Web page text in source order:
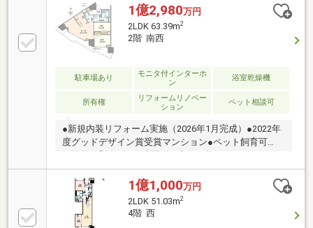
＿＿＿・ミストサウナ付き浴室暖房乾燥機・フルオー
トバス機能・スプレーシャワー＿POWDERROOM＿＿
＿・三面鏡裏収納・洗面カウンター・収縮ノズル水栓
＿COMFORT＿＿＿・フルフラット設計・二重床・二
重天井・プラウドシリーズ独自『床快full』
1億2,980万円
2LDK 63.39m2
2階 南西
駐車場あり
モニタ付インターホ
ン
浴室乾燥機
所有権
リフォームリノベー
ション
ペット相談可
●新規内装リフォーム実施（2026年1月完成）●2022年
度グッドデザイン賞受賞マンション●ペット飼育可
スポーザー・食器洗い乾燥機・浄水器一体型シャワー
水栓BATHROOM・ミストサウナ付き浴室暖房乾燥機・
フルオートバス機能・スプレーシャワー
POWDERROOM・三面鏡裏収納・洗面カウンター・収
縮ノズル水栓COMFORT・二重床・二重天井・プラウ
1億1,000万円
2LDK 51.03m2
4階 西